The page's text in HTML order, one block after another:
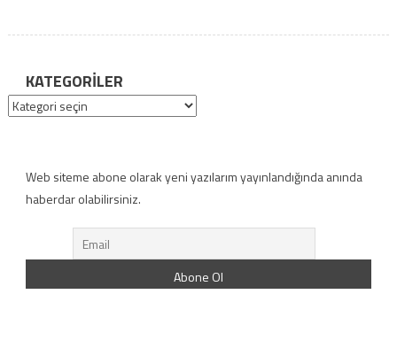
KATEGORILER
Kategoriler
Web siteme abone olarak yeni yazılarım yayınlandığında anında
haberdar olabilirsiniz.